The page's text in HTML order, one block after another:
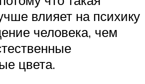
влияет на психику
человека, чем
цвета.